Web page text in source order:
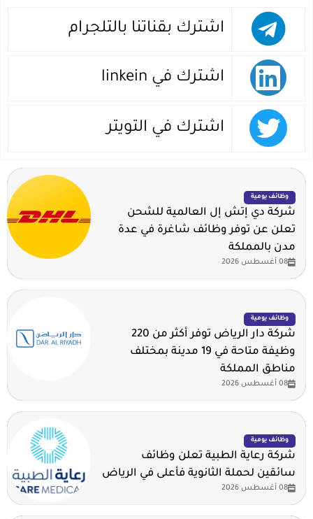
اشترك بقناتنا بالتلجرام
اشترك في linkein
اشترك في التويتر
وظائف يومية
شركة دي إتش إل العالمية للشحن
تعلن عن توفر وظائف شاغرة في عدة
مدن بالمملكة
08 أغسطس 2026
وظائف يومية
شركة دار الرياض توفر أكثر من 220
وظيفة متاحة في 19 مدينة بمختلف
مناطق المملكة
08 أغسطس 2026
وظائف يومية
شركة رعاية الطبية تعلن وظائف
سائقين لحملة الثانوية فأعلى في الرياض
08 أغسطس 2026